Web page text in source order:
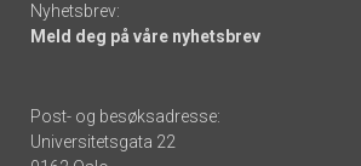
Nyhetsbrev:
Meld deg på våre nyhetsbrev
Post- og besøksadresse:
Universitetsgata 22